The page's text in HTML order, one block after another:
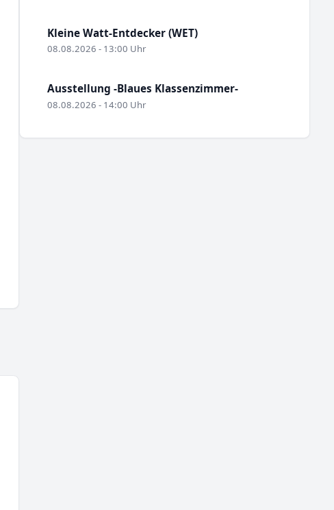
Kleine Watt-Entdecker (WET)
08.08.2026 - 13:00 Uhr
Ausstellung -Blaues Klassenzimmer-
08.08.2026 - 14:00 Uhr